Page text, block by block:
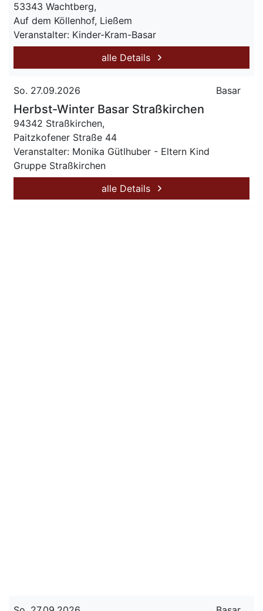
53343 Wachtberg,
Auf dem Köllenhof, Ließem
Veranstalter: Kinder-Kram-Basar
alle Details
So. 27.09.2026 Basar
Herbst-Winter Basar Straßkirchen
94342 Straßkirchen,
Paitzkofener Straße 44
Veranstalter: Monika Gütlhuber - Eltern Kind
Gruppe Straßkirchen
alle Details